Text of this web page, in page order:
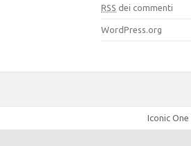
RSS dei commenti
WordPress.org
Iconic One